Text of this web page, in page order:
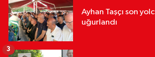
Ayhan Taşçı son
uğurlandı
3